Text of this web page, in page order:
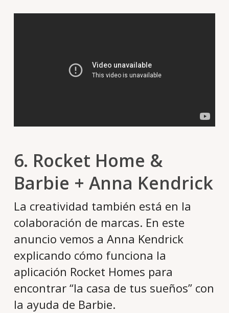
6. Rocket Home &
Barbie + Anna Kendrick
La creatividad también está en la
colaboración de marcas. En este
anuncio vemos a Anna Kendrick
explicando cómo funciona la
aplicación Rocket Homes para
encontrar “la casa de tus sueños” con
la ayuda de Barbie.